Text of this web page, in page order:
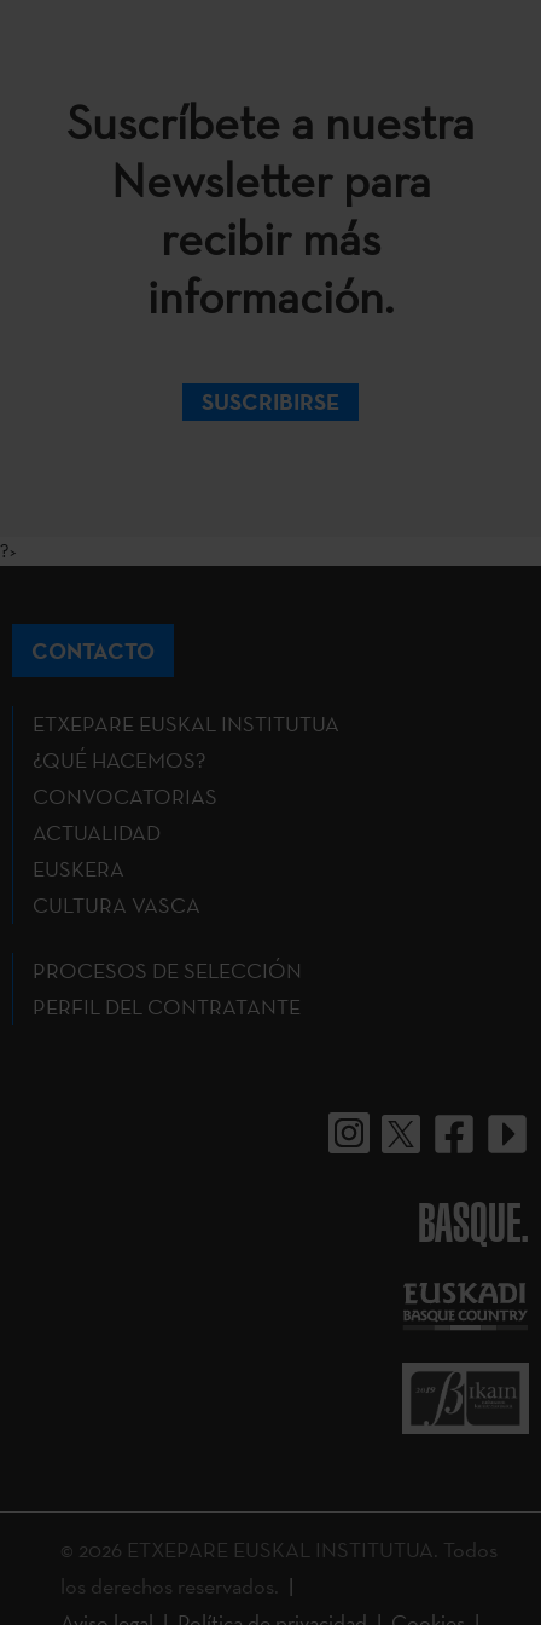
Suscríbete a nuestra
Newsletter para
recibir más
información.
SUSCRIBIRSE
?>
CONTACTO
ETXEPARE EUSKAL INSTITUTUA
¿QUÉ HACEMOS?
CONVOCATORIAS
ACTUALIDAD
EUSKERA
CULTURA VASCA
PROCESOS DE SELECCIÓN
PERFIL DEL CONTRATANTE
BASQUE.
© 2026 ETXEPARE EUSKAL INSTITUTUA. Todos
los derechos reservados.